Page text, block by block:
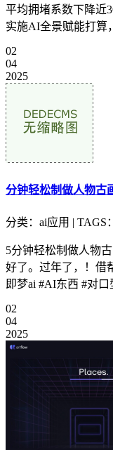
平均拥堵系数下降近
实施AI全景赋能打算
02
04
2025
分钟轻松制做人物古
分类：ai应用 | TAGS
5分钟轻松制做人物
好了。过年了，！借
即梦ai #AI东西 #对口
02
04
2025